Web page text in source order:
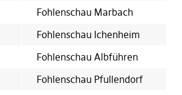
Fohlenschau Marbach
Fohlenschau Ichenheim
Fohlenschau Albführen
Fohlenschau Pfullendorf